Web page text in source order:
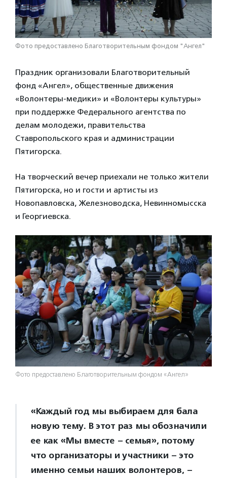
Фото предоставлено Благотворительным фондом "Ангел"
Праздник организовали Благотворительный
фонд «Ангел», общественные движения
«Волонтеры-медики» и «Волонтеры культуры»
при поддержке Федерального агентства по
делам молодежи, правительства
Ставропольского края и администрации
Пятигорска.
На творческий вечер приехали не только жители
Пятигорска, но и гости и артисты из
Новопавловска, Железноводска, Невинномысска
и Георгиевска.
Фото предоставлено Благотворительным фондом «Ангел»
«Каждый год мы выбираем для бала
новую тему. В этот раз мы обозначили
ее как «Мы вместе – семья», потому
что организаторы и участники – это
именно семьи наших волонтеров, –